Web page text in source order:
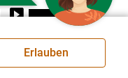
Youtube
Erlauben